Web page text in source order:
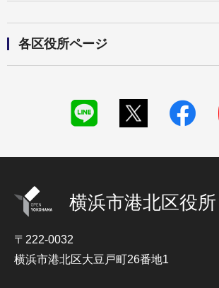
各区役所ページ
横浜市港北区役所
〒222-0032
横浜市港北区大豆戸町26番地1